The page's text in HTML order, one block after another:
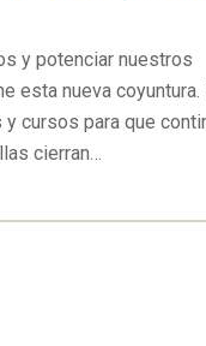
y potenciar nuestros
esta nueva coyuntura.
cursos para que
cierran…